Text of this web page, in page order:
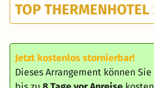
TOP THERMENHOTEL
Jetzt kostenlos stornierbar!
Dieses Arrangement können